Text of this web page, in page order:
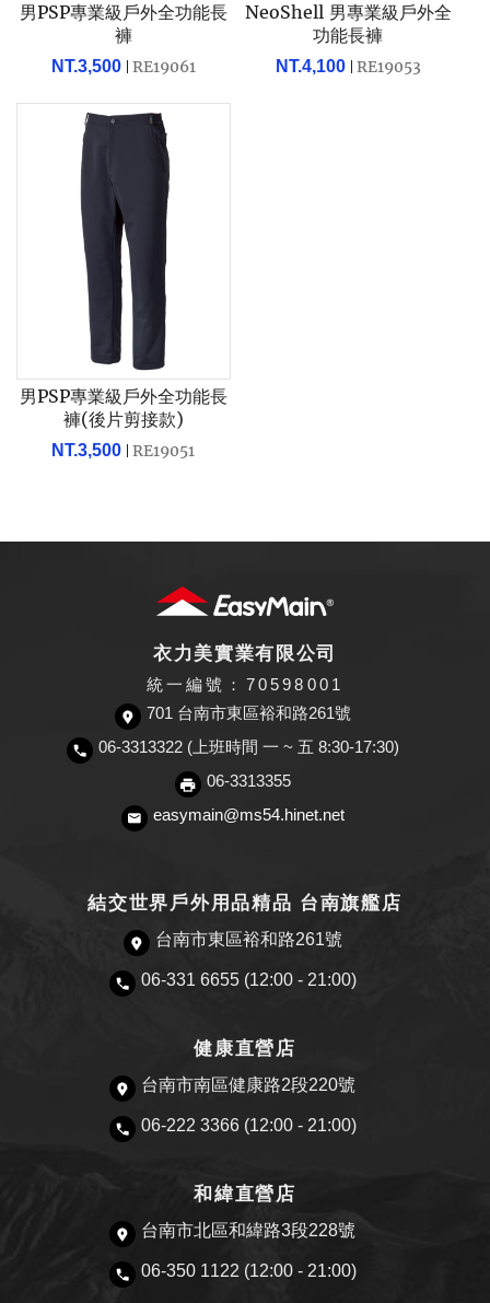
男PSP專業級戶外全功能長
褲
NT.3,500 RE19061
NeoShell 男專業級戶外全
功能長褲
NT.4,100 RE19053
男PSP專業級戶外全功能長
褲(後片剪接款)
NT.3,500 RE19051
衣力美實業有限公司
統一編號：70598001
701 台南市東區裕和路261號
06-3313322 (上班時間 一 ~ 五 8:30-17:30)
06-3313355
easymain@ms54.hinet.net
結交世界戶外用品精品 台南旗艦店
台南市東區裕和路261號
06-331 6655 (12:00 - 21:00)
健康直營店
台南市南區健康路2段220號
06-222 3366 (12:00 - 21:00)
和緯直營店
台南市北區和緯路3段228號
06-350 1122 (12:00 - 21:00)